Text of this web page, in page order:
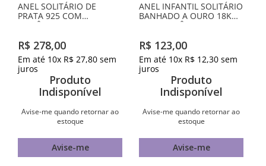
ANEL SOLITÁRIO DE
PRATA 925 COM
ZIRCÔNIAS
R$ 278,00
Em até 10x R$ 27,80 sem
juros
Produto
Indisponível
Avise-me quando retornar ao
estoque
Avise-me
ANEL INFANTIL SOLITÁRIO
BANHADO A OURO 18K
COM ZIRCÔNIA
R$ 123,00
Em até 10x R$ 12,30 sem
juros
Produto
Indisponível
Avise-me quando retornar ao
estoque
Avise-me